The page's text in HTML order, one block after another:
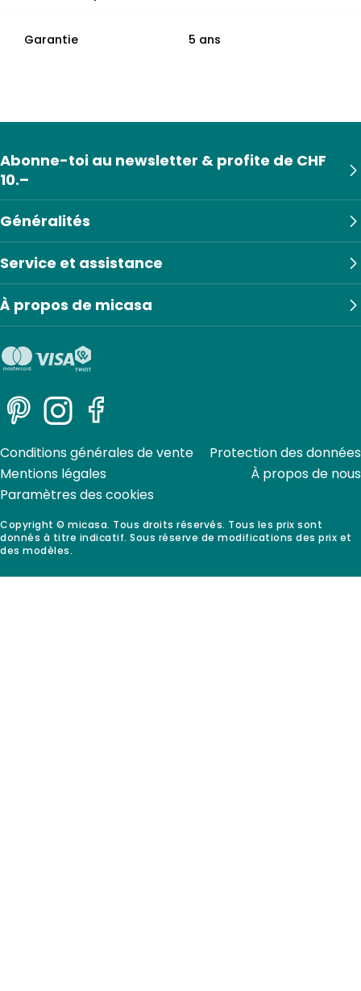
Garantie 5 ans
Généralités
Service et assistance
À propos de micasa
Abonne-toi au newsletter & profite de CHF
10.–
PinterestInstagramFacebook
Copyright © micasa. Tous droits réservés. Tous les prix sont
donnés à titre indicatif. Sous réserve de modifications des prix et
des modèles.
Conditions générales de vente
Protection des données
Mentions légales
À propos de nous
Paramètres des cookies